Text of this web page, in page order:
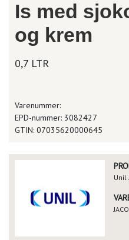
Is med
og krem
0,7 LTR
Varenummer:
EPD-nummer: 3082427
GTIN: 07035620000645
Unil